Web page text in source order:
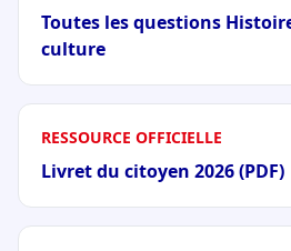
Toutes les questions
culture
RESSOURCE OFFICIELLE
Livret du citoyen 2026 (PDF)